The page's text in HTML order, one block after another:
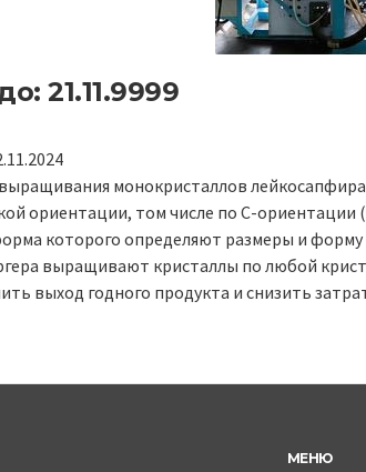
21.11.9999
монокристаллов
ориентации, том числе по С-
которого определяют размеры и
выращивают кристаллы по любой
выход годного продукта и снизить
МЕНЮ